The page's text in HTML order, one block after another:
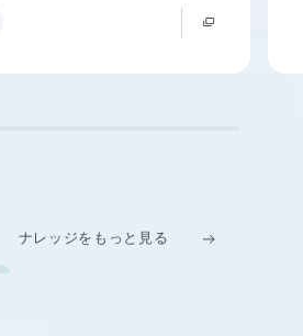
ナレッジをもっと見る